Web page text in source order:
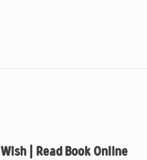
Wish | Read Book Online